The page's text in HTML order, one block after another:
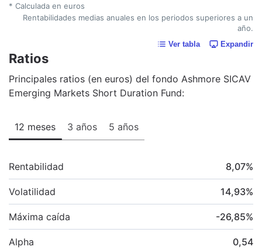
* Calculada en euros
Rentabilidades medias anuales en los periodos superiores a un
año.
Ver tabla Expandir
Ratios
Principales ratios (en euros) del fondo Ashmore SICAV
Emerging Markets Short Duration Fund:
12 meses 3 años 5 años
Rentabilidad 8,07%
Volatilidad 14,93%
Máxima caída -26,85%
Alpha 0,54